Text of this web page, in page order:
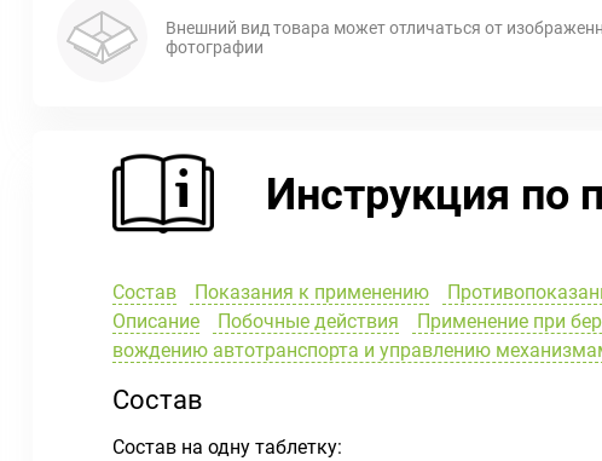
Внешний вид товара может отличаться от
фотографии
Инструкция по
Состав Показания к применению
Описание
Побочные действия Применение при
вождению автотранспорта и управлению
Состав
Состав на одну таблетку: